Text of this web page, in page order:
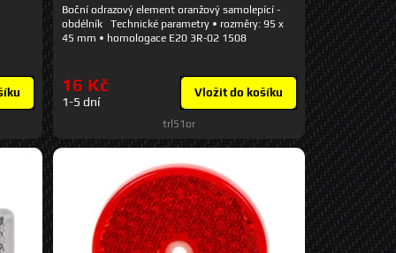
Boční odrazový element oranžový samolepící -
obdélník Technické parametry • rozměry: 95 x
45 mm • homologace E20 3R-02 1508
16 Kč
1-5 dní
Vložit do košíku
trl51or